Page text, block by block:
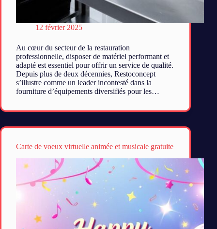
12 février 2025
Au cœur du secteur de la restauration
professionnelle, disposer de matériel performant et
adapté est essentiel pour offrir un service de qualité.
Depuis plus de deux décennies, Restoconcept
s’illustre comme un leader incontesté dans la
fourniture d’équipements diversifiés pour les…
Carte de voeux virtuelle animée et musicale gratuite